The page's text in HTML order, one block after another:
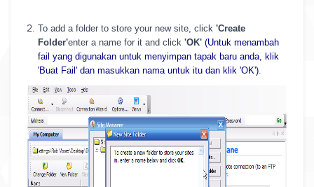
To add a folder to store your new site, click 'Create
Folder'enter a name for it and click 'OK' (Untuk menambah
fail yang digunakan untuk menyimpan tapak baru anda, klik
'Buat Fail' dan masukkan nama untuk itu dan klik 'OK').